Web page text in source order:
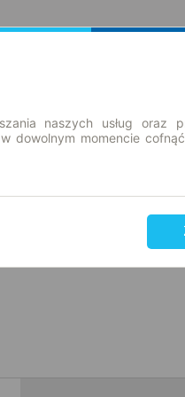
naszych usług oraz
dowolnym momencie